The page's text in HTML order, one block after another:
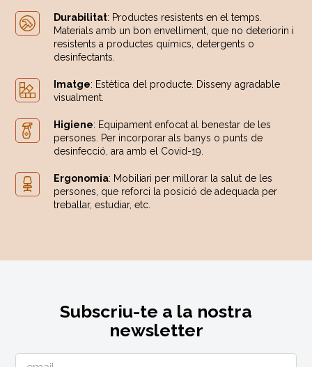
Durabilitat: Productes resistents en el temps.
Materials amb un bon envelliment, que no deteriorin i
resistents a productes químics, detergents o
desinfectants.
Imatge: Estètica del producte. Disseny agradable
visualment.
Higiene: Equipament enfocat al benestar de les
persones. Per incorporar als banys o punts de
desinfecció, ara amb el Covid-19.
Ergonomia: Mobiliari per millorar la salut de les
persones, que reforci la posició de adequada per
treballar, estudiar, etc.
Subscriu-te a la nostra
newsletter